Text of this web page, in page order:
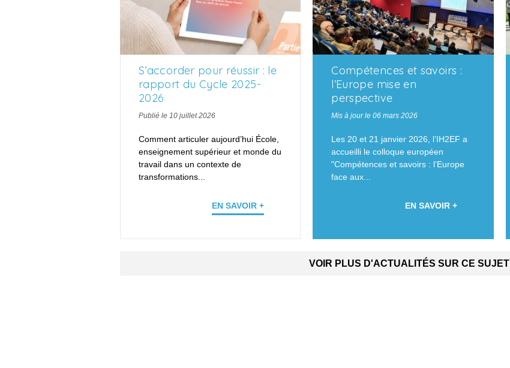
S’accorder pour réussir : le
rapport du Cycle 2025-
2026
Publié le 10 juillet 2026
Comment articuler aujourd’hui École,
enseignement supérieur et monde du
travail dans un contexte de
transformations...
EN SAVOIR +
Compétences et savoirs :
l’Europe mise en
perspective
Mis à jour le 06 mars 2026
Les 20 et 21 janvier 2026, l’IH2EF a
accueilli le colloque européen
"Compétences et savoirs : l’Europe
face aux...
EN SAVOIR +
VOIR PLUS D'ACTUALITÉS SUR CE SUJET